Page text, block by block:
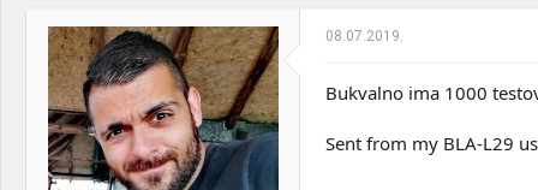
08.07.2019.
Bukvalno ima 1000
Sent from my BLA-L29